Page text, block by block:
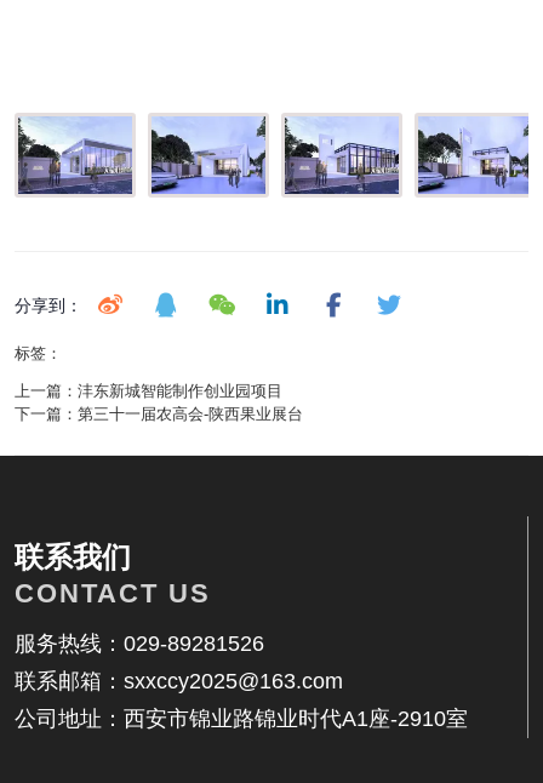
分享到：
标签：
上一篇： 沣东新城智能制作创业园项目
下一篇： 第三十一届农高会-陕西果业展台
找不到任何内容
联系我们
CONTACT US
服务热线：029-89281526
联系邮箱：sxxccy2025@163.com
公司地址：西安市锦业路锦业时代A1座-2910室